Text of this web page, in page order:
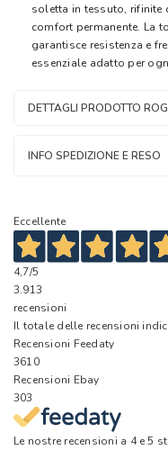
soletta in tessuto, rifinite
comfort permanente. La
garantisce resistenza e
essenziale adatto per
DETTAGLI PRODOTTO
INFO SPEDIZIONE E RESO
Eccellente
4,7/5
3.913
recensioni
Il totale delle recensioni
Recensioni Feedaty
3610
Recensioni Ebay
303
Le nostre recensioni a 4 e 5